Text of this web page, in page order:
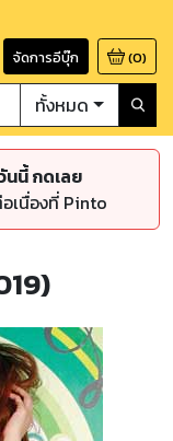
จัดการอีบุ๊ก (0)
ทั้งหมด
นนี้ กดเลย
เนื่องที่ Pinto